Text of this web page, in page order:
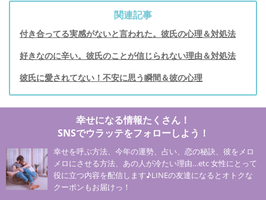
関連記事
付き合ってる実感がないと言われた。彼氏の心理＆対処法
好きなのに辛い。彼氏のことが信じられない理由＆対処法
彼氏に愛されてない！不安に思う瞬間＆彼の心理
幸せになる情報たくさん！
SNSでウラッテをフォローしよう！
幸せを呼ぶ方法、今年の運勢、占い、恋の秘訣、彼をメロ
メロにさせる方法、あの人が冷たい理由…etc 女性にとって
役に立つ内容を配信します♪LINEの友達になるとオトクな
クーポンもお届けっ！